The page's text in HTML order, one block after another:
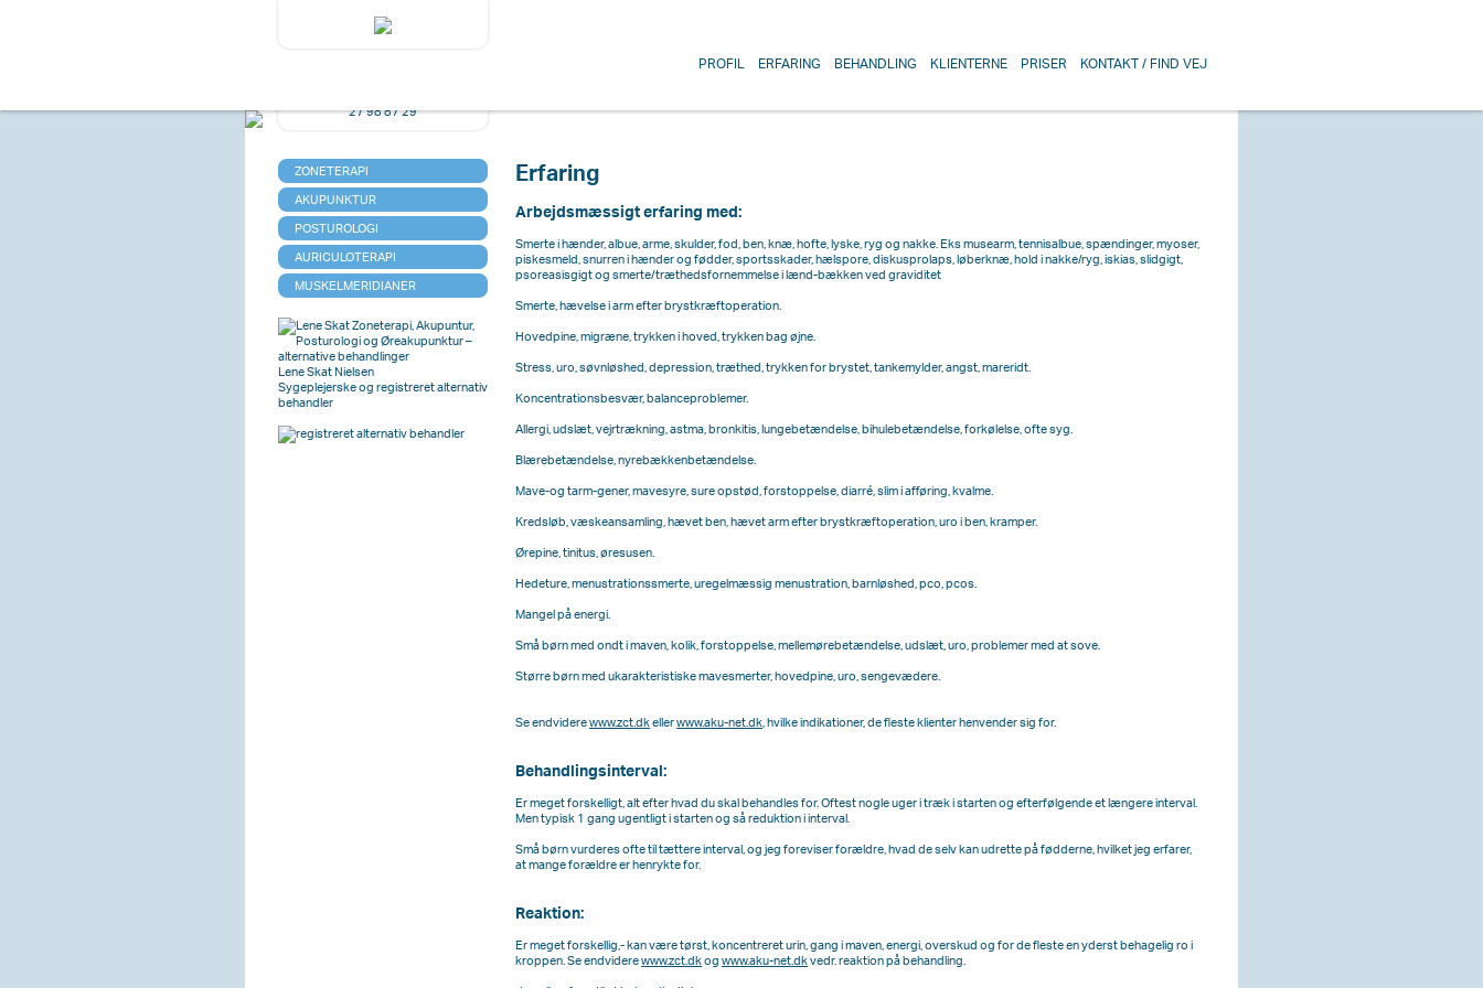
PROFIL ERFARING BEHANDLING KLIENTERNE PRISER KONTAKT / FIND VEJ
27 98 87 29
ZONETERAPI
AKUPUNKTUR
POSTUROLOGI
AURICULOTERAPI
MUSKELMERIDIANER
Lene Skat Nielsen
Sygeplejerske og registreret alternativ
behandler
Erfaring
Arbejdsmæssigt erfaring med:
Smerte i hænder, albue, arme, skulder, fod, ben, knæ, hofte, lyske, ryg og nakke. Eks musearm, tennisalbue, spændinger, myoser,
piskesmeld, snurren i hænder og fødder, sportsskader, hælspore, diskusprolaps, løberknæ, hold i nakke/ryg, iskias, slidgigt,
psoreasisgigt og smerte/træthedsfornemmelse i lænd-bækken ved graviditet
Smerte, hævelse i arm efter brystkræftoperation.
Hovedpine, migræne, trykken i hoved, trykken bag øjne.
Stress, uro, søvnløshed, depression, træthed, trykken for brystet, tankemylder, angst, mareridt.
Koncentrationsbesvær, balanceproblemer.
Allergi, udslæt, vejrtrækning, astma, bronkitis, lungebetændelse, bihulebetændelse, forkølelse, ofte syg.
Blærebetændelse, nyrebækkenbetændelse.
Mave-og tarm-gener, mavesyre, sure opstød, forstoppelse, diarré, slim i afføring, kvalme.
Kredsløb, væskeansamling, hævet ben, hævet arm efter brystkræftoperation, uro i ben, kramper.
Ørepine, tinitus, øresusen.
Hedeture, menustrationssmerte, uregelmæssig menustration, barnløshed, pco, pcos.
Mangel på energi.
Små børn med ondt i maven, kolik, forstoppelse, mellemørebetændelse, udslæt, uro, problemer med at sove.
Større børn med ukarakteristiske mavesmerter, hovedpine, uro, sengevædere.
Se endviderewww.zct.dkellerwww.aku-net.dk, hvilke indikationer, de fleste klienter henvender sig for.
Behandlingsinterval:
Er meget forskelligt, alt efter hvad du skal behandles for. Oftest nogle uger i træk i starten og efterfølgende et længere interval.
Men typisk 1 gang ugentligt i starten og så reduktion i interval.
Små børn vurderes ofte til tættere interval, og jeg foreviser forældre, hvad de selv kan udrette på fødderne, hvilket jeg erfarer,
at mange forældre er henrykte for.
Reaktion:
Er meget forskellig,- kan være tørst, koncentreret urin, gang i maven, energi, overskud og for de fleste en yderst behagelig ro i
kroppen. Se endviderewww.zct.dkog www.aku-net.dkvedr. reaktion på behandling.